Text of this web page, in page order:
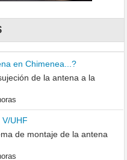
en Chimenea...?
de la antena a la
V/UHF
de montaje de la antena